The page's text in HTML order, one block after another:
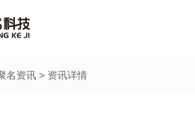
名资讯 > 资讯详情